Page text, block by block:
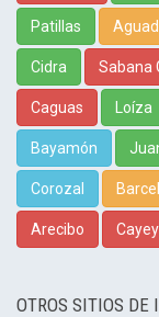
Patillas
Cidra Sabana
Caguas Loíza
Bayamón
Corozal
Arecibo Cayey
OTROS SITIOS DE